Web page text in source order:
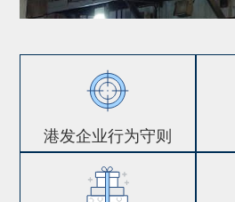
港发企业行为守则